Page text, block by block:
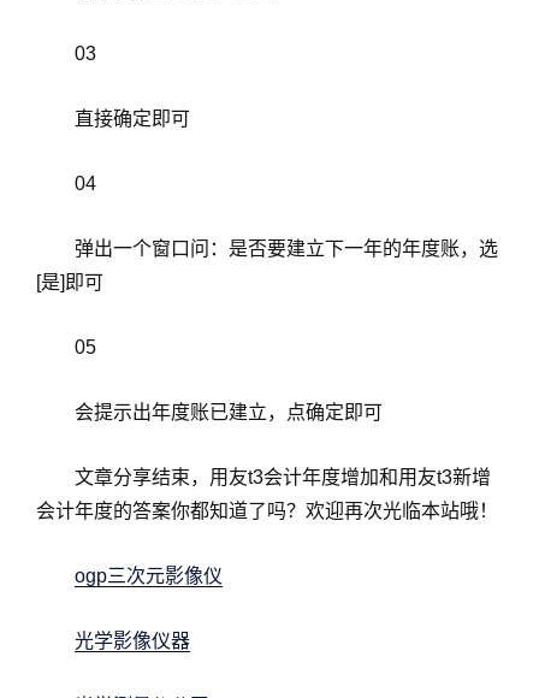
03
直接确定即可
04
弹出一个窗口问：是否要建立下一年的年度账，选
[是]即可
05
会提示出年度账已建立，点确定即可
文章分享结束，用友t3会计年度增加和用友t3新增
会计年度的答案你都知道了吗？欢迎再次光临本站哦！
ogp三次元影像仪
光学影像仪器